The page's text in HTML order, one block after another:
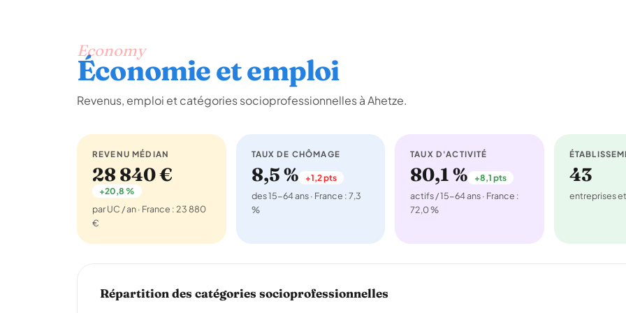
Economy
Économie et emploi
Revenus, emploi et catégories socioprofessionnelles à Ahetze.
REVENU MÉDIAN
28 840 €
+20,8 %
par UC / an · France : 23 880
€
TAUX DE CHÔMAGE
8,5 % +1,2 pts
des 15-64 ans · France : 7,3
%
TAUX D'ACTIVITÉ
80,1 % +8,1 pts
actifs / 15-64 ans · France :
72,0 %
43
entreprises
Répartition des catégories socioprofessionnelles